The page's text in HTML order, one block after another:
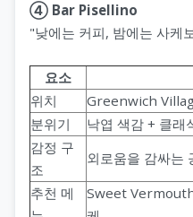
④ Bar Pisellino
"낮에는 커피, 밤에는 사케
요소
위치
Greenwich
분위기
낙엽 색감 + 클래
감정 구
조
외로움을 감싸는
추천 메
Sweet